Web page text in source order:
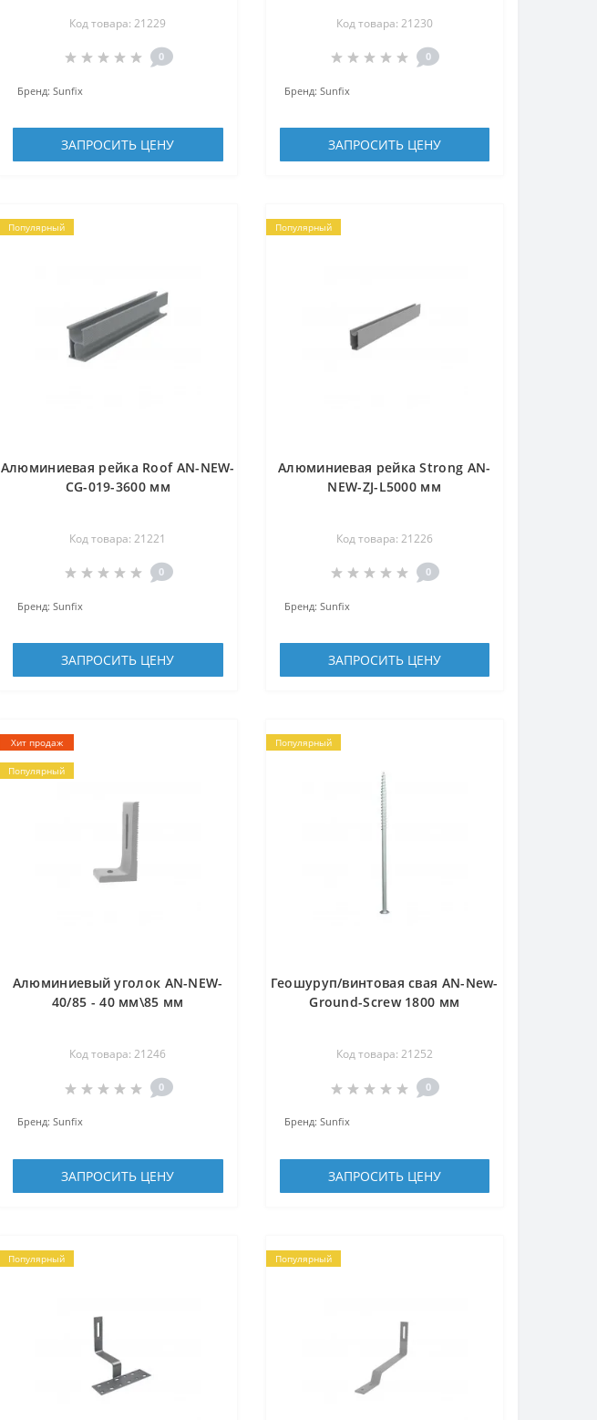
Код товара: 21229
0
Бренд: Sunfix
ЗАПРОСИТЬ ЦЕНУ
Код товара: 21230
0
Бренд: Sunfix
ЗАПРОСИТЬ ЦЕНУ
Популярный
Алюминиевая рейка Roof AN-NEW-
CG-019-3600 мм
Код товара: 21221
0
Бренд: Sunfix
ЗАПРОСИТЬ ЦЕНУ
Популярный
Алюминиевая рейка Strong AN-
NEW-ZJ-L5000 мм
Код товара: 21226
0
Бренд: Sunfix
ЗАПРОСИТЬ ЦЕНУ
Хит продаж
Популярный
Алюминиевый уголок AN-NEW-
40/85 - 40 мм\85 мм
Код товара: 21246
0
Бренд: Sunfix
ЗАПРОСИТЬ ЦЕНУ
Популярный
Геошуруп/винтовая свая AN-New-
Ground-Screw 1800 мм
Код товара: 21252
0
Бренд: Sunfix
ЗАПРОСИТЬ ЦЕНУ
Популярный Популярный